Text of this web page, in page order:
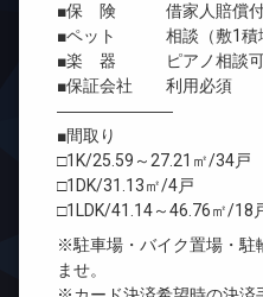
■保 険 借家人賠償付き
■ペット 相談（敷1積
■楽 器 ピアノ相談
■保証会社 利用必須
―――――――
■間取り
□1K/25.59～27.21㎡/34戸
□1DK/31.13㎡/4戸
□1LDK/41.14～46.76㎡/18
※駐車場・バイク置場・駐
ませ。